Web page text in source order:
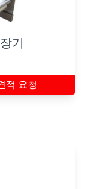
기
적 요청